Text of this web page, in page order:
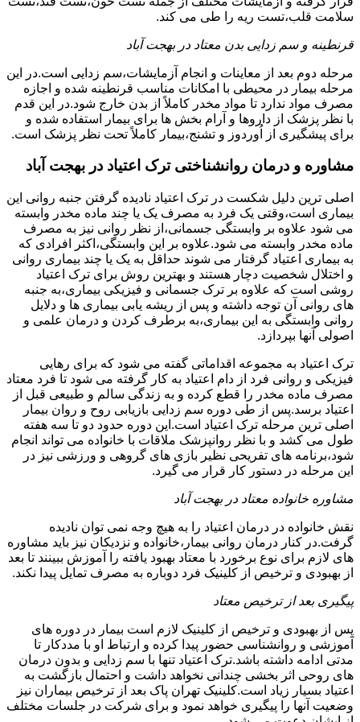
سلامت قلب،تست ریه را طی می کند.
قرنطینه و سم زدایی بدن معتاد در بهجت آباد
مرحله دوم بعد از معاینات و انجام آزمایشات،سم زدایی است.در این
مرحله بیمار در محیطی با امکانات مناسب قرنطینه شده و اجازه
مصرف مواد ندارد تا مواد مخدر کاملاً از بدن خارج شود.در این قدم
با نظر پزشک از داروها و آرام بخش ها برای بیمار استفاده شده و
برای پیشگیری از اُوردوز و تشنج،بیمار کاملاً تحت نظر پزشک است.
مشاوره و درمان روانشناختی ترک اعتیاد در بهجت آباد
اصلی ترین دلیل شکست در ترک اعتیاد نادیده گرفتن جنبه روانی این
بیماری است،وقتی یک فرد به مصرف یک یا چند ماده مخدر وابسته
می شود علاوه بر وابستگی جسمانی،از نظر روانی نیز به مصرف
ماده مخدر وابسته می شود.علاوه بر این وابستگی،اکثر افرادی که
به بیماری اعتیاد گرفتار می شوند حداقل به یک یا چند بیماری روانی
و اختلال شخصیت دچار هستند و بهترین روش برای ترک اعتیاد
روشی است که علاوه بر ترک جسمانی و فیزیکی بیماری،به جنبه
های روانی آن توجه داشته و پس از ریشه یابی بیماری ها و دلایل
روانی وابستگی به این بیماری،به برطرف کردن و درمان علمی و
اصولی آنها بپردازد.
ترک اعتیاد به مجموعه اقداماتی گفته می شود که برای رهایی
فیزیکی و روانی فرد از دام اعتیاد به کار گرفته می شود تا فرد معتاد
مصرف ماده مخدر را قطع کرده و به زندگی سالم و طبیعی قبل از
اعتیاد برسد.پس از طی دوره سم زدایی بازیابی روح و روان بیمار
اصلی ترین مرحله ترک اعتیاد است.این دوره حدود دو تا سه هفته
طول می کشد و با نظر روانپزشک ملاقات با خانواده می تواند انجام
شود،برنامه های تفریحی نظیر بازی های گروهی و ورزشی نیز در
این مرحله در دستور کار قرار می گیرد.
مشاوره خانواده معتاد در بهجت آباد
نقش خانواده در درمان اعتیاد را به هیچ وجه نمی توان نادیده
گرفت.در کنار درمان روانی بیمار،خانواده و نزدیکان نیز باید مشاوره
های لازم برای نوع برخورد با معتاد بهبود یافته را آموزش ببینند تا بعد
از بهبودی و ترخیص از کلینیک فرد دوباره به مصرف تمایل پیدا نکند.
پیگیری بعد از ترخیص معتاد
پس از بهبودی و ترخیص از کلینیک لازم است بیمار در دوره های
آموزشی و روانشناسی حضور پیدا کرده و ارتباط او با مددکار تا
مدتی ادامه داشته باشد.ترک اعتیاد تنها با سم زدایی و بدون درمان
های روحی اثر بخشی چندانی نخواهد داشت و احتمال بازگشت به
اعتیاد بسیار زیاد است.کلینیک تهران پاک بعد از ترخیص بیماران نیز
وضعیت آنها را پیگیری خواهد نمود و برای شرکت در جلسات مختلف